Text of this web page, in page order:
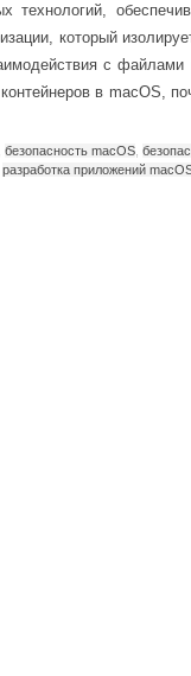
технологий,
который
с
в macOS,
безопасность macOS
разработка приложений